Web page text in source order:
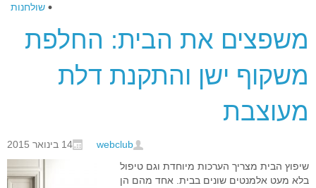
שולחנות
משפצים את הבית: החלפת
משקוף ישן והתקנת דלת
מעוצבת
14 בינואר 2015
webclub
שיפוץ הבית מצריך הערכות מיוחדת וגם טיפול
בלא מעט אלמנטים שונים בבית. אחד מהם הן